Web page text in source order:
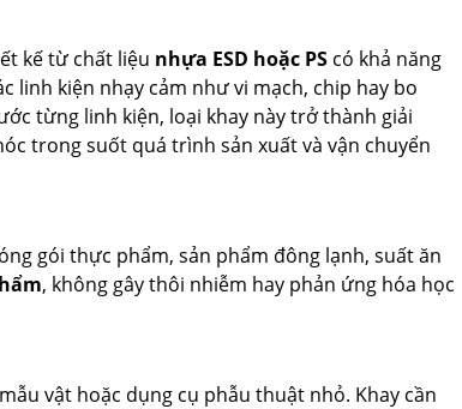
kế từ chất liệu nhựa ESD hoặc PS có khả năng
linh kiện nhạy cảm như vi mạch, chip hay bo
từng linh kiện, loại khay này trở thành giải
trong suốt quá trình sản xuất và vận chuyển
gói thực phẩm, sản phẩm đông lạnh, suất ăn
, không gây thôi nhiễm hay phản ứng hóa học
vật hoặc dụng cụ phẫu thuật nhỏ. Khay cần